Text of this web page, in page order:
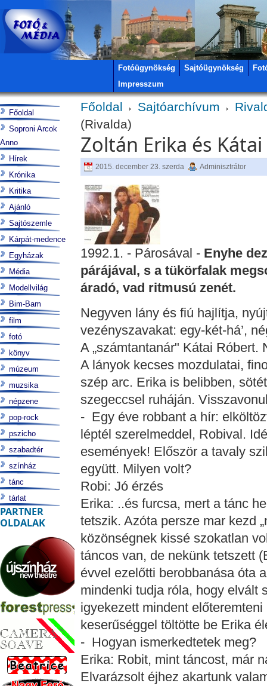
Fotóügynökség Sajtóügynökség
Impresszum
Főoldal Sajtóarchívum
(Rivalda)
Zoltán Erika és
2015. december 23. szerda Adminisztrátor
1992.1. - Párosával - Enyhe
párájával, s a tükörfalak
áradó, vad ritmusú zenét.
Negyven lány és fiú hajlítja,
vezényszavakat: egy-két-há’,
A „számtantanár" Kátai
A lányok kecses mozdulatai,
szép arc. Erika is belibben,
szegeccsel ruháján.
- Egy éve robbant a hír:
léptél szerelmeddel, Robival.
események! Először a tavaly
együtt. Milyen volt?
Robi: Jó érzés
Erika: ..és furcsa, mert a tánc
tetszik. Azóta persze mar kezd
közönségnek kissé szokatlan
táncos van, de nekünk tetszett
évvel ezelőtti berobbanása óta
mindenki tudja róla, hogy elvált
igyekezett mindent
keserűséggel töltötte be Erika
- Hogyan ismerkedtetek meg?
Erika: Robit, mint táncost, már
Elvarázsolt éjhez akartunk
Főoldal
Soproni Arcok
Anno
Hírek
Krónika
Kritika
Ajánló
Sajtószemle
Kárpát-medence
Egyházak
Média
Modellvilág
Bim-Bam
film
fotó
könyv
múzeum
muzsika
népzene
pop-rock
pszicho
szabadtér
színház
tánc
tárlat
PARTNER
OLDALAK